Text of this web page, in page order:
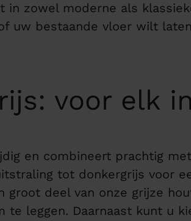
zowel moderne als
uw bestaande vloer wilt laten
voor elk
en combineert prachtig
tot donkergrijs voor
groot deel van onze grijze
te leggen. Daarnaast kunt u